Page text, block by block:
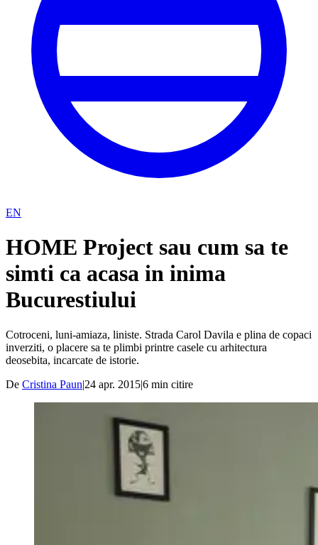
EN
HOME Project sau cum sa te
simti ca acasa in inima
Bucurestiului
Cotroceni, luni-amiaza, liniste. Strada Carol Davila e plina de copaci
inverziti, o placere sa te plimbi printre casele cu arhitectura
deosebita, incarcate de istorie.
De Cristina Paun|24 apr. 2015|6 min citire